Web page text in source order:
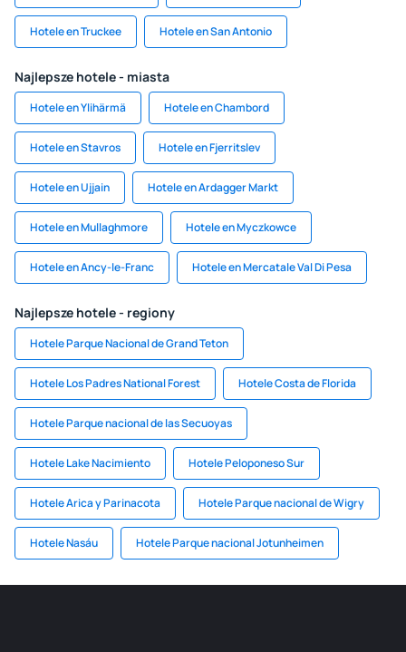
Hotele en Truckee Hotele en San Antonio
Najlepsze hotele - miasta
Hotele en Ylihärmä Hotele en Chambord
Hotele en Stavros Hotele en Fjerritslev
Hotele en Ujjain Hotele en Ardagger Markt
Hotele en Mullaghmore Hotele en Myczkowce
Hotele en Ancy-le-Franc Hotele en Mercatale Val Di Pesa
Najlepsze hotele - regiony
Hotele Parque Nacional de Grand Teton
Hotele Los Padres National Forest Hotele Costa de Florida
Hotele Parque nacional de las Secuoyas
Hotele Lake Nacimiento Hotele Peloponeso Sur
Hotele Arica y Parinacota Hotele Parque nacional de Wigry
Hotele Nasáu Hotele Parque nacional Jotunheimen